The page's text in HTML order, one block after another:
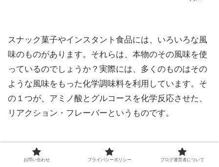
スナック菓子やインスタント食品には、いろいろな風
味のものがあります。それらは、本物のその風味を使
っているのでしょうか？実際には、多くのものはその
ような風味をもった化学調味料を利用しています。そ
の１つが、アミノ酸とグルコースを化学反応させた、
リアクション・フレーバーというものです。
お問い合わせ プライバシーポリシー ブログ運営者について